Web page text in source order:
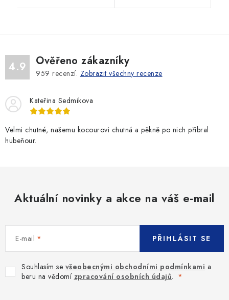
4.9 Ověřeno zákazníky
959 recenzí. Zobrazit všechny recenze
Kateřina Sedmikova
Velmi chutné, našemu kocourovi chutná a pěkně po nich přibral
hubeňour.
Aktuální novinky a akce na váš e-mail
E-mail
Souhlasím se všeobecnými obchodními podmínkami a
beru na vědomí zpracování osobních údajů.
PŘIHLÁSIT SE